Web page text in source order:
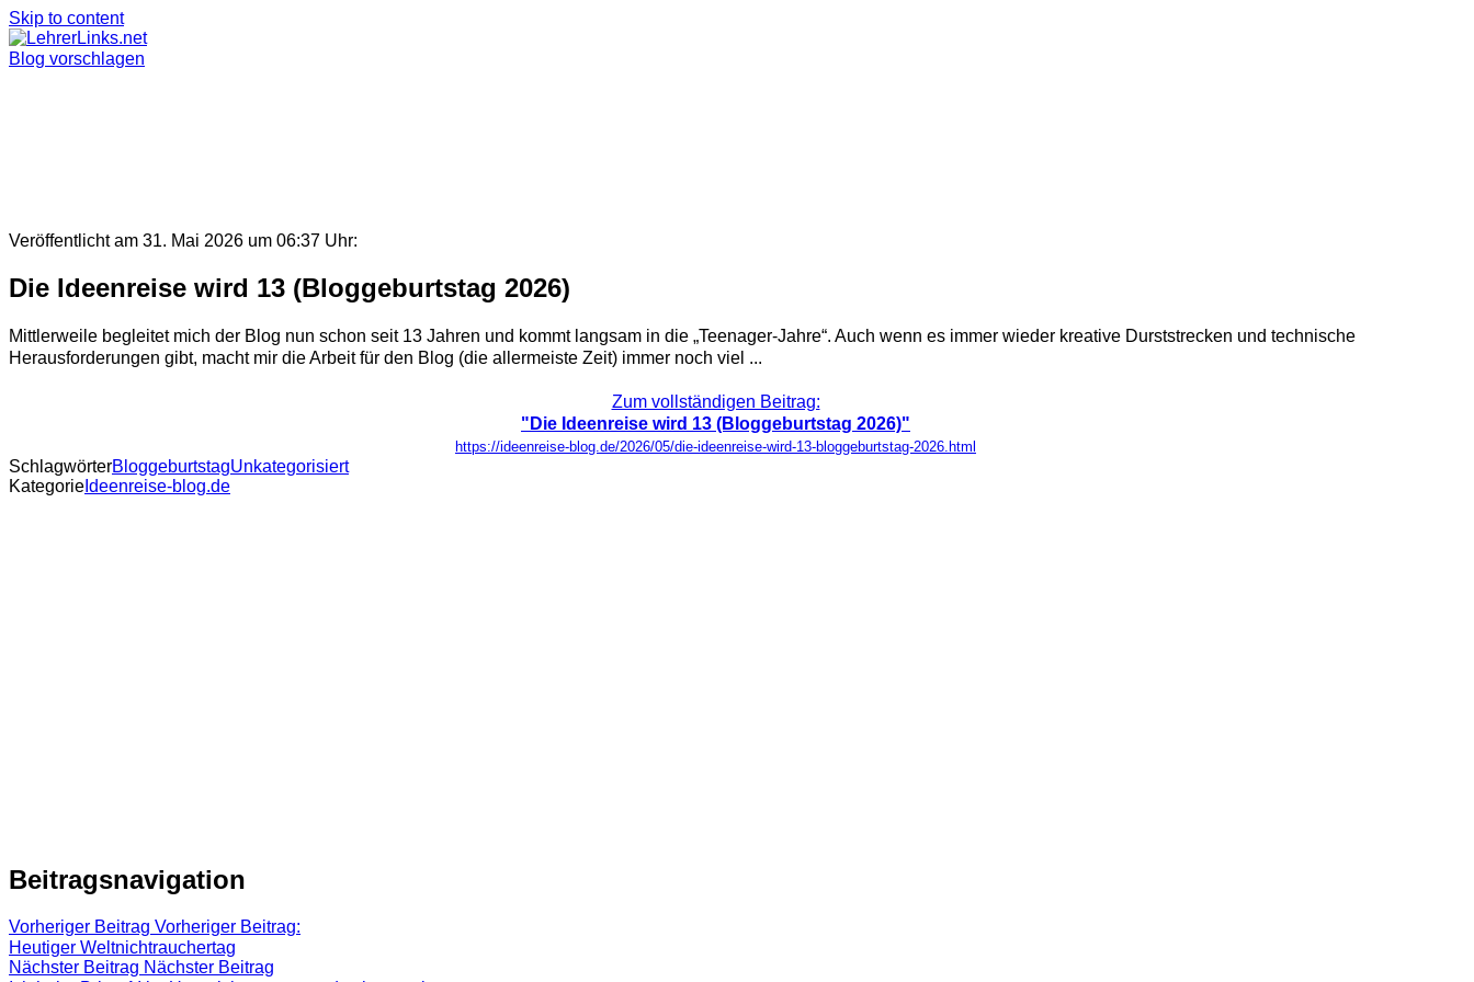
Skip to content
Blog vorschlagen
Veröffentlicht am 31. Mai 2026 um 06:37 Uhr:
Die Ideenreise wird 13 (Bloggeburtstag 2026)
Mittlerweile begleitet mich der Blog nun schon seit 13 Jahren und kommt langsam in die „Teenager-Jahre“. Auch wenn es immer wieder kreative Durststrecken und technische
Herausforderungen gibt, macht mir die Arbeit für den Blog (die allermeiste Zeit) immer noch viel ...
Zum vollständigen Beitrag:
"Die Ideenreise wird 13 (Bloggeburtstag 2026)"
https://ideenreise-blog.de/2026/05/die-ideenreise-wird-13-bloggeburtstag-2026.html
SchlagwörterBloggeburtstagUnkategorisiert
Kategorie Ideenreise-blog.de
Beitragsnavigation
Vorheriger Beitrag Vorheriger Beitrag:
Heutiger Weltnichtrauchertag
Nächster Beitrag Nächster Beitrag